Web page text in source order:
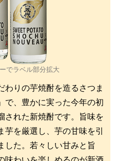
でラベル部分拡大
わりの芋焼酎を造るさつま
で、豊かに実った今年の初
された新焼酎です。旨味を
を厳選し、芋の甘味を引
した。若々しい甘みと旨